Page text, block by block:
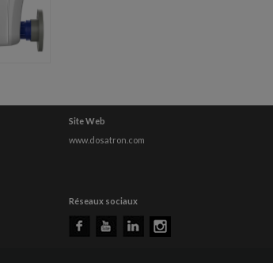
Site Web
www.dosatron.com
Réseaux sociaux